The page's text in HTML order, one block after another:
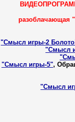
разоблачающая
"Смысл игры-2
"Смысл
"Смысл игры-5",
"Смысл